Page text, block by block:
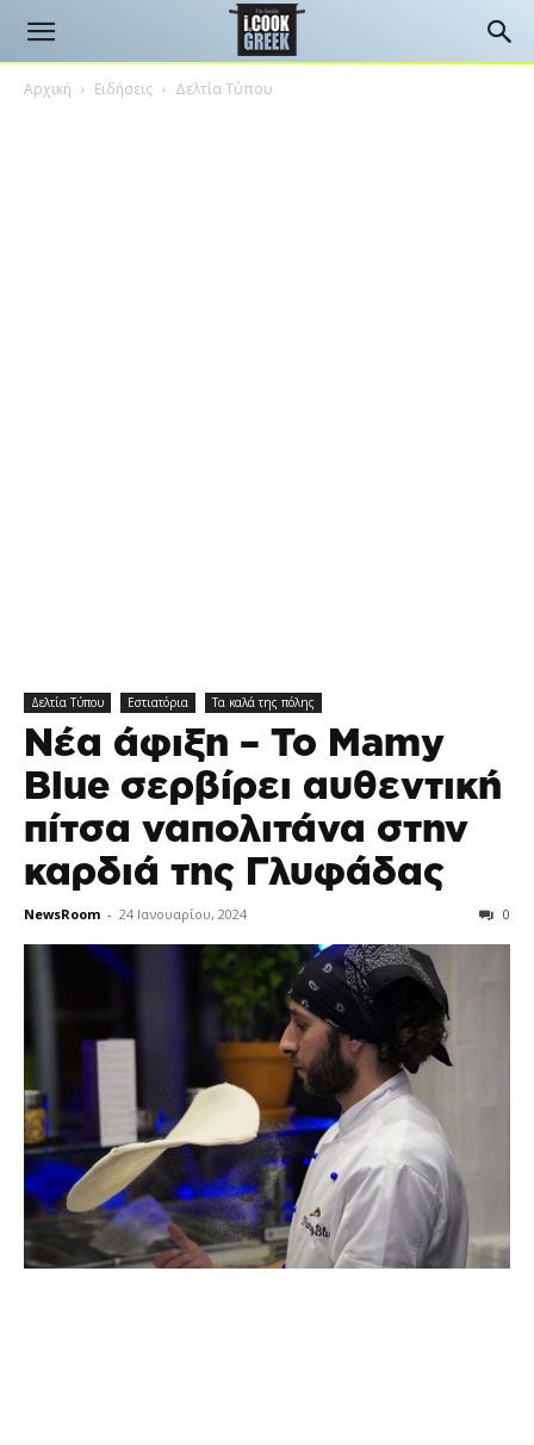
Αρχική Ειδήσεις Δελτία Τύπου
Δελτία Τύπου Εστιατόρια Τα καλά της πόλης
Νέα άφιξη – Το Mamy
Blue σερβίρει αυθεντική
πίτσα ναπολιτάνα στην
καρδιά της Γλυφάδας
NewsRoom - 24 Ιανουαρίου, 2024 0